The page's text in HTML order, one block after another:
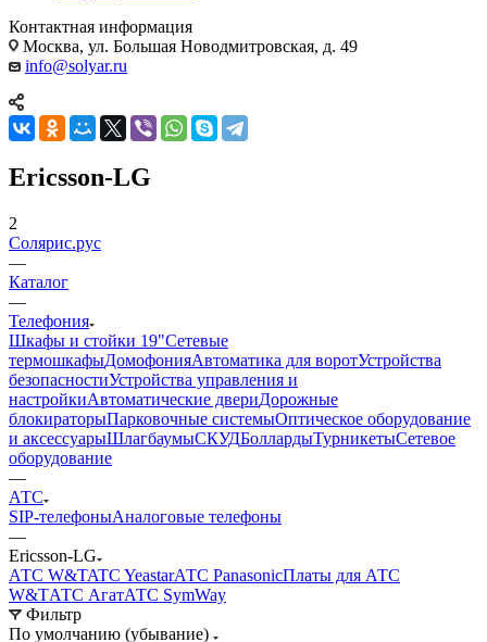
Контактная информация
Москва, ул. Большая Новодмитровская, д. 49
info@solyar.ru
Ericsson-LG
2
Солярис.рус
—
Каталог
—
Телефония
Шкафы и стойки 19"Сетевые
термошкафыДомофонияАвтоматика для воротУстройства
безопасностиУстройства управления и
настройкиАвтоматические двериДорожные
блокираторыПарковочные системыОптическое оборудование
и аксессуарыШлагбаумыСКУДБоллардыТурникетыСетевое
оборудование
—
АТС
SIP-телефоныАналоговые телефоны
—
Ericsson-LG
АТС W&TATC YeastarАТС PanasonicПлаты для АТС
W&TАТС АгатАТС SymWay
Фильтр
По умолчанию (убывание)